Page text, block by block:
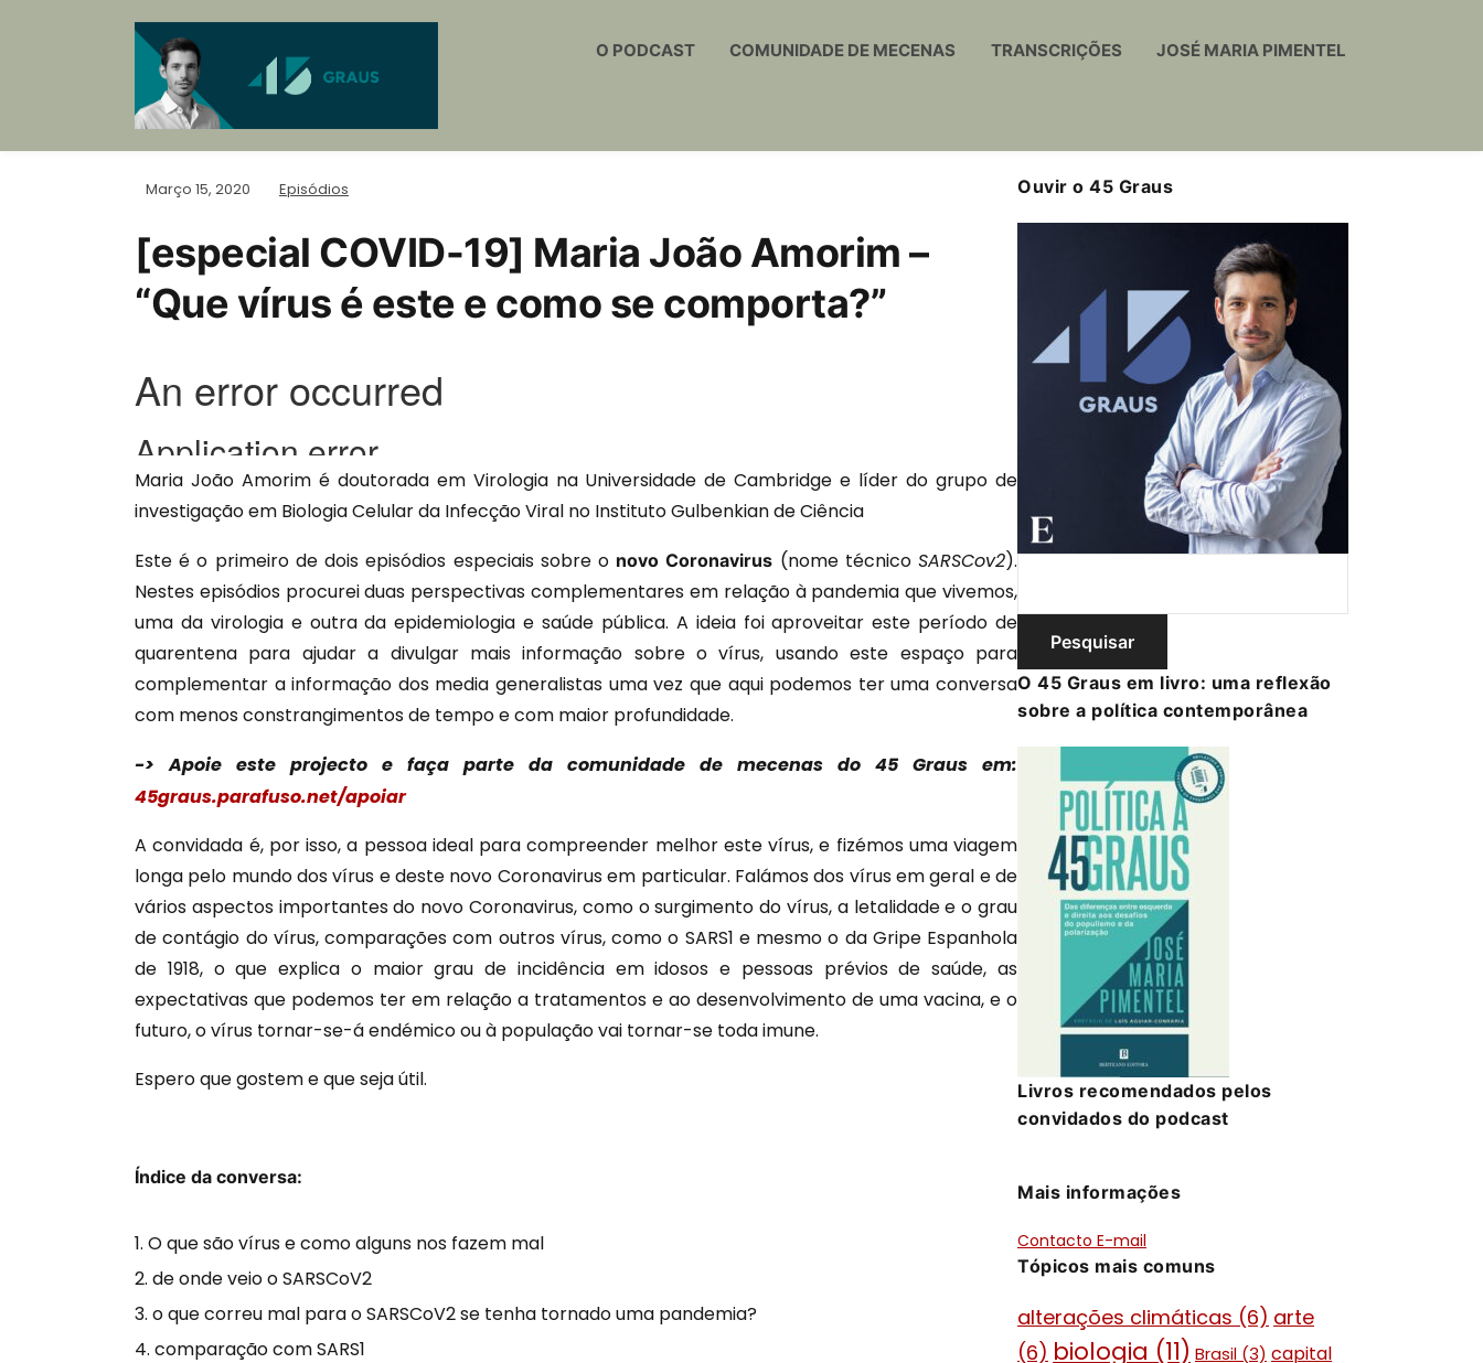
O PODCAST COMUNIDADE DE MECENAS TRANSCRIÇÕES JOSÉ MARIA PIMENTEL
Março 15, 2020 Episódios
[especial COVID-19] Maria João Amorim –
“Que vírus é este e como se comporta?”
Maria João Amorim é doutorada em Virologia na Universidade de Cambridge e líder do grupo de
investigação em Biologia Celular da Infecção Viral no Instituto Gulbenkian de Ciência
Este é o primeiro de dois episódios especiais sobre o novo Coronavirus (nome técnico SARSCov2).
Nestes episódios procurei duas perspectivas complementares em relação à pandemia que vivemos,
uma da virologia e outra da epidemiologia e saúde pública. A ideia foi aproveitar este período de
quarentena para ajudar a divulgar mais informação sobre o vírus, usando este espaço para
complementar a informação dos media generalistas uma vez que aqui podemos ter uma conversa
com menos constrangimentos de tempo e com maior profundidade.
-> Apoie este projecto e faça parte da comunidade de mecenas do 45 Graus em:
45graus.parafuso.net/apoiar
A convidada é, por isso, a pessoa ideal para compreender melhor este vírus, e fizémos uma viagem
longa pelo mundo dos vírus e deste novo Coronavirus em particular. Falámos dos vírus em geral e de
vários aspectos importantes do novo Coronavirus, como o surgimento do vírus, a letalidade e o grau
de contágio do vírus, comparações com outros vírus, como o SARS1 e mesmo o da Gripe Espanhola
de 1918, o que explica o maior grau de incidência em idosos e pessoas prévios de saúde, as
expectativas que podemos ter em relação a tratamentos e ao desenvolvimento de uma vacina, e o
futuro, o vírus tornar-se-á endémico ou à população vai tornar-se toda imune.
Espero que gostem e que seja útil.
Índice da conversa:
O que são vírus e como alguns nos fazem mal
de onde veio o SARSCoV2
o que correu mal para o SARSCoV2 se tenha tornado uma pandemia?
comparação com SARS1
Ouvir o 45 Graus
O 45 Graus em livro: uma reflexão
sobre a política contemporânea
Livros recomendados pelos
convidados do podcast
Mais informações
Contacto E-mail
Tópicos mais comuns
alterações climáticas (6) arte
(6) biologia (11) Brasil (3) capital